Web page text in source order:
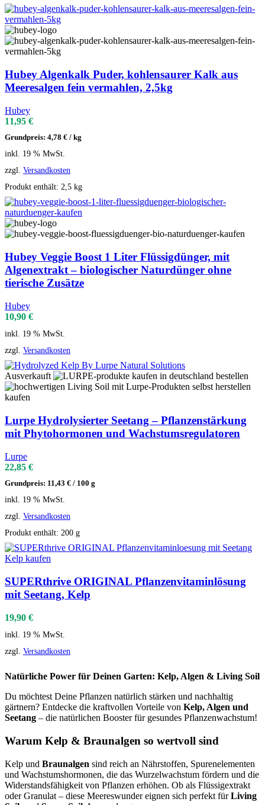
Hubey Algenkalk Puder, kohlensaurer Kalk aus
Meeresalgen fein vermahlen, 2,5kg
Hubey
11,95 €
Grundpreis: 4,78 € / kg
inkl. 19 % MwSt.
zzgl. Versandkosten
Produkt enthält: 2,5 kg
Hubey Veggie Boost 1 Liter Flüssigdünger, mit
Algenextrakt – biologischer Naturdünger ohne
tierische Zusätze
Hubey
10,90 €
inkl. 19 % MwSt.
zzgl. Versandkosten
Ausverkauft
Lurpe Hydrolysierter Seetang – Pflanzenstärkung
mit Phytohormonen und Wachstumsregulatoren
Lurpe
22,85 €
Grundpreis: 11,43 € / 100 g
inkl. 19 % MwSt.
zzgl. Versandkosten
Produkt enthält: 200 g
SUPERthrive ORIGINAL Pflanzenvitaminlösung
mit Seetang, Kelp
19,90 €
inkl. 19 % MwSt.
zzgl. Versandkosten
Natürliche Power für Deinen Garten: Kelp, Algen & Living Soil
Du möchtest Deine Pflanzen natürlich stärken und nachhaltig
gärtnern? Entdecke die kraftvollen Vorteile von Kelp, Algen und
Seetang – die natürlichen Booster für gesundes Pflanzenwachstum!
Warum Kelp & Braunalgen so wertvoll sind
Kelp und Braunalgen sind reich an Nährstoffen, Spurenelementen
und Wachstumshormonen, die das Wurzelwachstum fördern und die
Widerstandsfähigkeit von Pflanzen erhöhen. Ob als Flüssigextrakt
oder Granulat – diese Meereswunder eignen sich perfekt fürLiving